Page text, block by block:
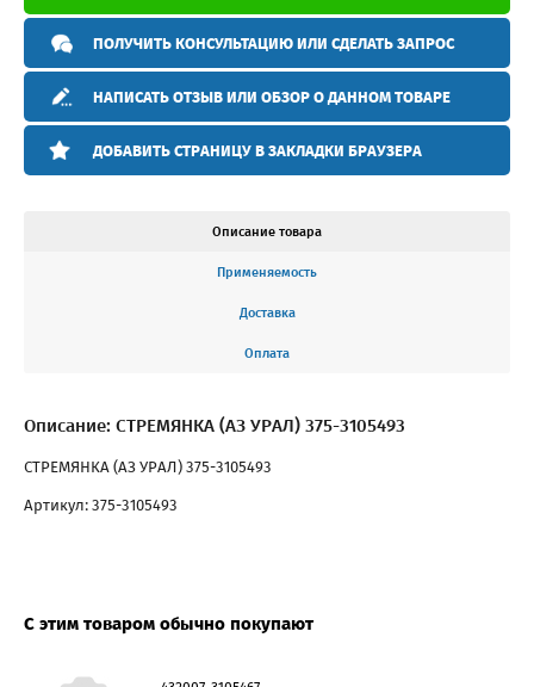
ПОЛУЧИТЬ КОНСУЛЬТАЦИЮ ИЛИ СДЕЛАТЬ ЗАПРОС
НАПИСАТЬ ОТЗЫВ ИЛИ ОБЗОР О ДАННОМ ТОВАРЕ
ДОБАВИТЬ СТРАНИЦУ В ЗАКЛАДКИ БРАУЗЕРА
Описание товара
Применяемость
Доставка
Оплата
Описание: СТРЕМЯНКА (АЗ УРАЛ) 375-3105493
СТРЕМЯНКА (АЗ УРАЛ) 375-3105493
Артикул: 375-3105493
С этим товаром обычно покупают